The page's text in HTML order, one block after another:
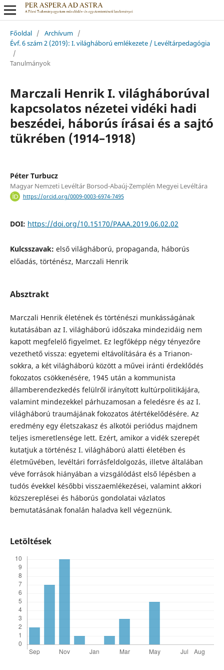
Főoldal / Archívum /
Évf. 6 szám 2 (2019): I. világháború emlékezete / Levéltárpedagógia
/
Tanulmányok
Marczali Henrik I. világháborúval
kapcsolatos nézetei vidéki hadi
beszédei, háborús írásai és a sajtó
tükrében (1914–1918)
Péter Turbucz
Magyar Nemzeti Levéltár Borsod-Abaúj-Zemplén Megyei Levéltára
https://orcid.org/0009-0003-6974-7495
DOI: https://doi.org/10.15170/PAAA.2019.06.02.02
Kulcsszavak: első világháború, propaganda, háborús
előadás, történész, Marczali Henrik
Absztrakt
Marczali Henrik életének és történészi munkásságának
kutatásában az I. világháború időszaka mindezidáig nem
kapott megfelelő figyelmet. Ez legfőképp négy tényezőre
vezethető vissza: egyetemi eltávolítására és a Trianon-
sokkra, a két világháború között a művei iránti érdeklődés
fokozatos csökkenésére, 1945 után a kommunista
államberendezkedés felülről irányított kultúrpolitikájára,
valamint mindezekkel párhuzamosan a feledésre és az I.
világháború traumájának fokozatos átértékelődésére. Az
eredmény egy életszakasz és alkotói periódus majdnem
teljes ismeretlensége lett. Ezért, amikor a vidék szerepét
kutatjuk a történész I. világháború alatti életében és
életművében, levéltári forrásfeldolgozás, illetve általában
véve források hiányában a vizsgálódást első lépésben a
tudós évekkel későbbi visszaemlékezései, valamint akkori
közszereplései és háborús gondolatai vázlatos
bemutatásának fonalán haladva kell végeznünk.
Letöltések